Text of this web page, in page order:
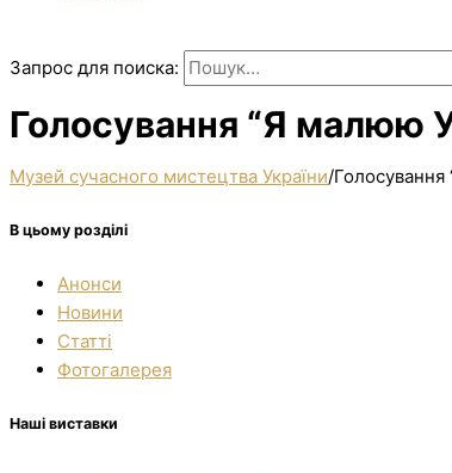
Запрос для поиска:
Голосування “Я малюю
Музей сучасного мистецтва України/Голосування
В цьому розділі
Анонси
Новини
Статті
Фотогалерея
Наші виставки